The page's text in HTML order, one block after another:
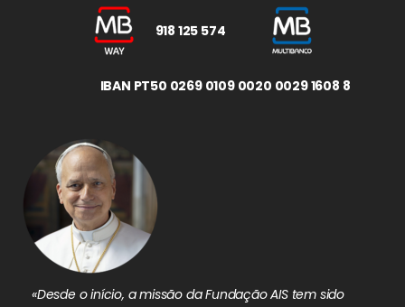
918 125 574
IBAN PT50 0269 0109 0020 0029 1608 8
«Desde o início, a missão da Fundação AIS tem sido